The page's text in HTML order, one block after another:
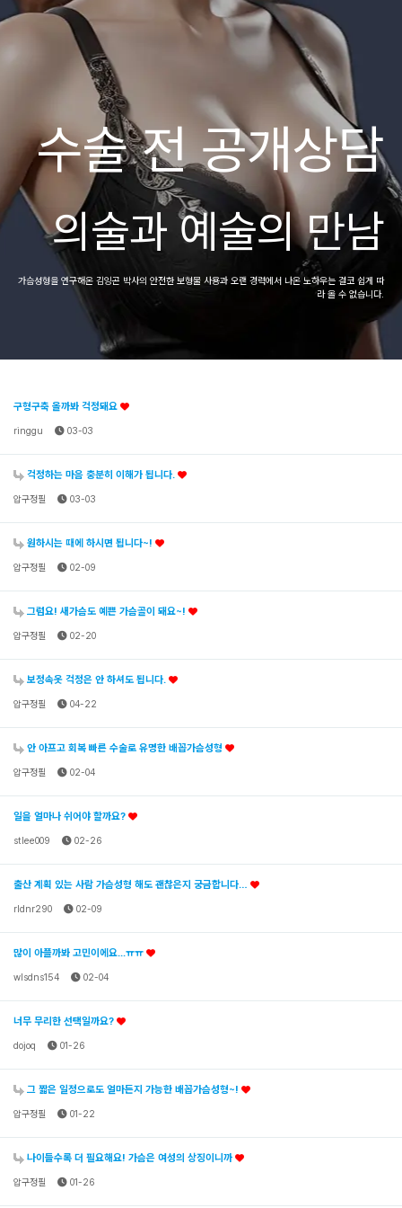
수술 전 공개상담
의술과 예술의 만남
가슴성형을 연구해온 김잉곤 박사의 안전한 보형물 사용과 오랜 경력에서 나온 노하우는 결코 쉽게 따
라 올 수 없습니다.
구형구축 올까봐 걱정돼요
ringgu 03-03
걱정하는 마음 충분히 이해가 됩니다.
압구정필 03-03
원하시는 때에 하시면 됩니다~!
압구정필 02-09
그럼요! 새가슴도 예쁜 가슴골이 돼요~!
압구정필 02-20
보정속옷 걱정은 안 하셔도 됩니다.
압구정필 04-22
안 아프고 회복 빠른 수술로 유명한 배꼽가슴성형
압구정필 02-04
일을 얼마나 쉬어야 할까요?
stlee009 02-26
출산 계획 있는 사람 가슴성형 해도 괜찮은지 궁금합니다…
rldnr290 02-09
많이 아플까봐 고민이에요...ㅠㅠ
wlsdns154 02-04
너무 무리한 선택일까요?
dojoq 01-26
그 짧은 일정으로도 얼마든지 가능한 배꼽가슴성형~!
압구정필 01-22
나이들수록 더 필요해요! 가슴은 여성의 상징이니까
압구정필 01-26